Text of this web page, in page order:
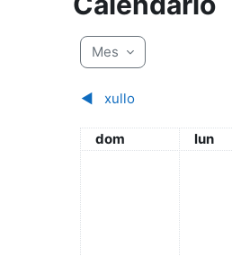
Mes
◀︎ xullo
domingo
dom luns
lun